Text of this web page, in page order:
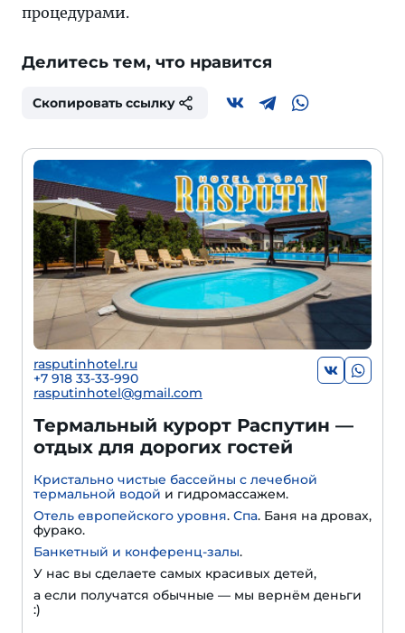
процедурами.
Делитесь тем, что нравится
Скопировать ссылку
rasputinhotel.ru
+7 918 33-33-990
rasputinhotel@gmail.com
Термальный курорт Распутин —
отдых для дорогих гостей
Кристально чистые бассейны с лечебной
термальной водой и гидромассажем.
Отель европейского уровня. Спа. Баня на дровах,
фурако.
Банкетный и конференц-залы.
У нас вы сделаете самых красивых детей,
а если получатся обычные — мы вернём деньги
:)